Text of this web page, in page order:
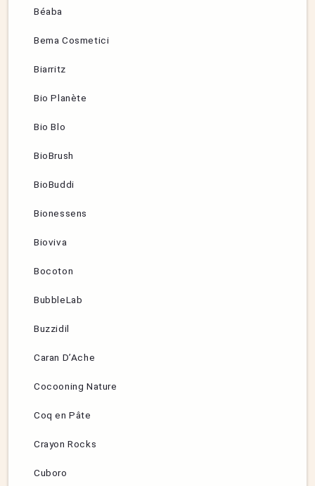
Béaba
Bema Cosmetici
Biarritz
Bio Planète
Bio Blo
BioBrush
BioBuddi
Bionessens
Bioviva
Bocoton
BubbleLab
Buzzidil
Caran D’Ache
Cocooning Nature
Coq en Pâte
Crayon Rocks
Cuboro